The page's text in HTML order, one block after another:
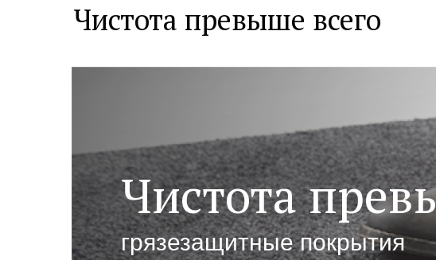
Чистота превыше всего
грязезащитные покрытия
Чистота